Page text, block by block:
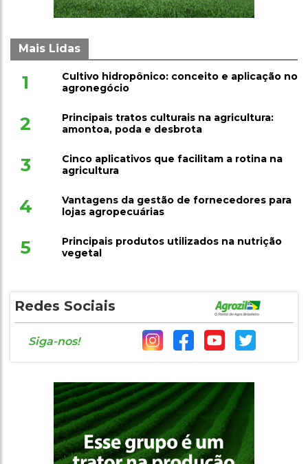
1
Cultivo hidropônico: conceito e aplicação no
agronegócio
amontoa, poda e desbrota
agricultura
lojas agropecuárias
vegetal
Redes Sociais
Siga-nos!